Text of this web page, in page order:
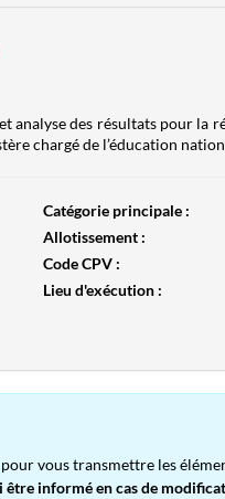
analyse des résultats pour la
chargé de l’éducation
Catégorie principale :
Allotissement :
Code CPV :
Lieu d'exécution :
vous transmettre les
informé en cas de